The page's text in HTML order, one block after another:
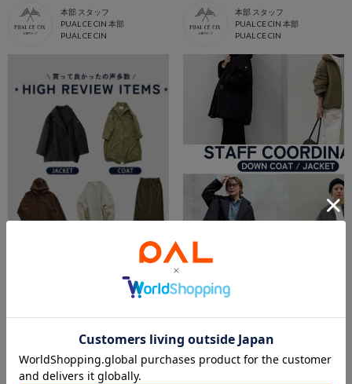
本部 スタッフ
PUAL CE CIN 本部
PUAL CE CIN
本部 スタッフ
PUAL CE CIN 本部
PUAL CE CIN
【買って良かったのお声多数！】高レビューアイテムをご紹介♪